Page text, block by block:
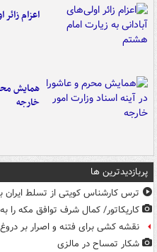
اعزام
همایش
خارجه
پربازدیدترین ها
ترس کارشناس کویتی از تسلط ایران
کاریکاتور/ کمال شرف توافق مکه را
نقشه کشی برای فتنه و اصرار بر دروغ
شکار تمساح در مالزی